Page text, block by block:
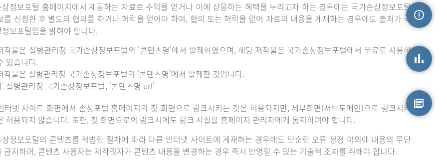
상정보포털 홈페이지에서 제공하는 자료로 수익을 얻거나 이에 상응하는 혜택을 누리고자 하는 경우에는 국가손상정보포털
를 신청한 후 별도의 협의를 하거나 허락을 얻어야 하며, 협의 또는 허락을 얻어 자료의 내용을 게재하는 경우에도 출처가 국
보포털임을 밝혀야 합니다.
작물은 질병관리청 국가손상정보포털의 '콘텐츠명'에서 발췌하였으며, 해당 저작물은 국가손상정보포털에서 무료로 사용하
있습니다.
작물은 질병관리청 국가손상정보포털의 '콘텐츠명'에서 발췌한 것입니다.
: 질병관리청 국가손상정보포털, '콘텐츠명 url'
터넷 사이트 화면에서 손상포털 홈페이지의 첫 화면으로 링크시키는 것은 허용되지만, 세부화면(서브도메인)으로 링크시키
허용되지 않습니다. 또한, 첫 화면으로의 링크시에도 링크 사실을 홈페이지 관리자에게 통지하여야 합니다.
상정보포털의 콘텐츠를 적법한 절차에 따라 다른 인터넷 사이트에 게재하는 경우에도 단순한 오류 정정 이외에 내용의 무단
금지하며, 콘텐츠 사용자는 저작권자가 콘텐츠 내용을 변경하는 경우 즉시 반영할 수 있는 기술적 조치를 취해야 합니다.